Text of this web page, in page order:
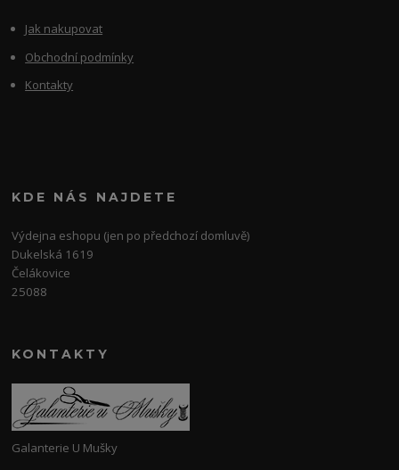
Jak nakupovat
Obchodní podmínky
Kontakty
KDE NÁS NAJDETE
Výdejna eshopu (jen po předchozí domluvě)
Dukelská 1619
Čelákovice
25088
KONTAKTY
Galanterie U Mušky